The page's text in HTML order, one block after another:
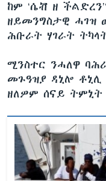
ከም ‘ሴቭ ዘ
ዘይመንግስታዊ ሓገዝ
ሕቡራት ሃገራት
ሚንስተር ንሓለዋ
መጉዓዝያ ዳኒሎ
ዘለዎም ሰናይ ትምኒት